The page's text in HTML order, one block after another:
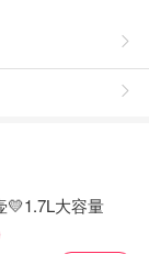
💛1.7L大容量